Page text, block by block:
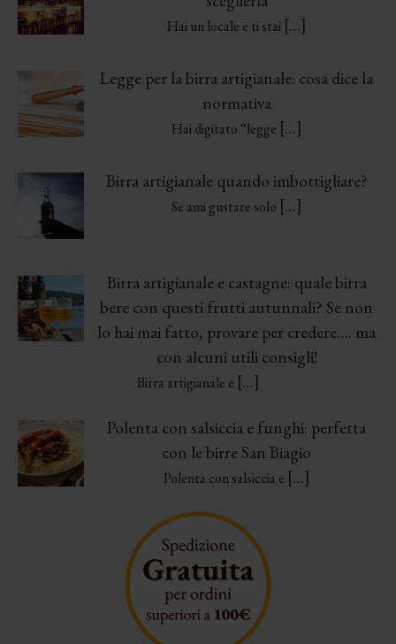
Hai un locale e ti stai […]
Legge per la birra artigianale: cosa dice la
normativa
Hai digitato “legge […]
Birra artigianale quando imbottigliare?
Se ami gustare solo […]
Birra artigianale e castagne: quale birra
bere con questi frutti autunnali? Se non
lo hai mai fatto, provare per credere…. ma
con alcuni utili consigli!
Birra artigianale e […]
Polenta con salsiccia e funghi: perfetta
con le birre San Biagio
Polenta con salsiccia e […]